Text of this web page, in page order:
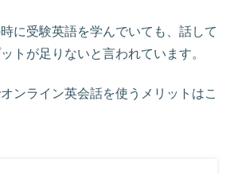
に受験英語を学んでいても、話して
トが足りないと言われています。
ンライン英会話を使うメリットはこ